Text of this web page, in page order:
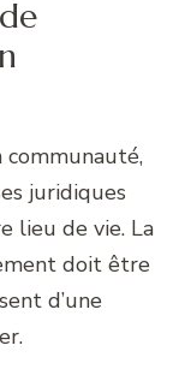
communauté,
juridiques
lieu de vie. La
doit être
d’une